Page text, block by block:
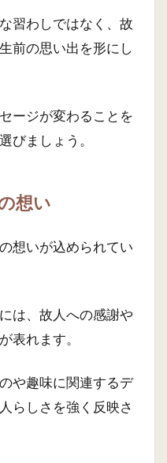
習わしではなく、故
前の思い出を形にし
ージが変わることを
びましょう。
想い
想いが込められてい
は、故人への感謝や
表れます。
や趣味に関連するデ
らしさを強く反映さ